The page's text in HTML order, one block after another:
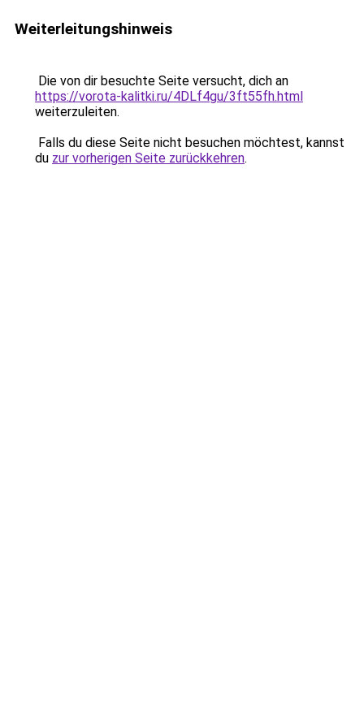
Weiterleitungshinweis
Die von dir besuchte Seite versucht, dich an
https://vorota-kalitki.ru/4DLf4gu/3ft55fh.html
weiterzuleiten.
Falls du diese Seite nicht besuchen möchtest, kannst
du zur vorherigen Seite zurückkehren.